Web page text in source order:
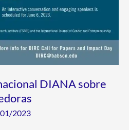
DIANA sobre
2023